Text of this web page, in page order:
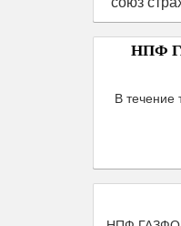
НПФ
В течение